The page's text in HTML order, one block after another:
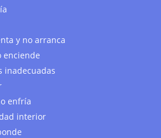
y no arranca
enciende
inadecuadas
enfría
interior